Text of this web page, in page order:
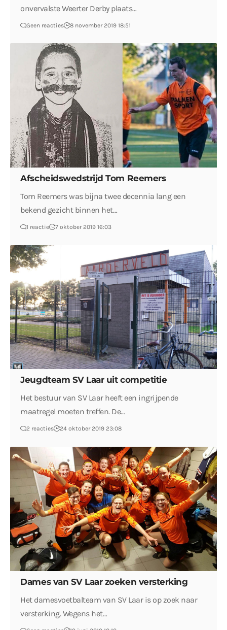
onvervalste Weerter Derby plaats…
Geen reacties 8 november 2019 18:51
Afscheidswedstrijd Tom Reemers
Tom Reemers was bijna twee decennia lang een
bekend gezicht binnen het…
1 reactie 7 oktober 2019 16:03
Jeugdteam SV Laar uit competitie
Het bestuur van SV Laar heeft een ingrijpende
maatregel moeten treffen. De…
2 reacties 24 oktober 2019 23:08
Dames van SV Laar zoeken versterking
Het damesvoetbalteam van SV Laar is op zoek naar
versterking. Wegens het…